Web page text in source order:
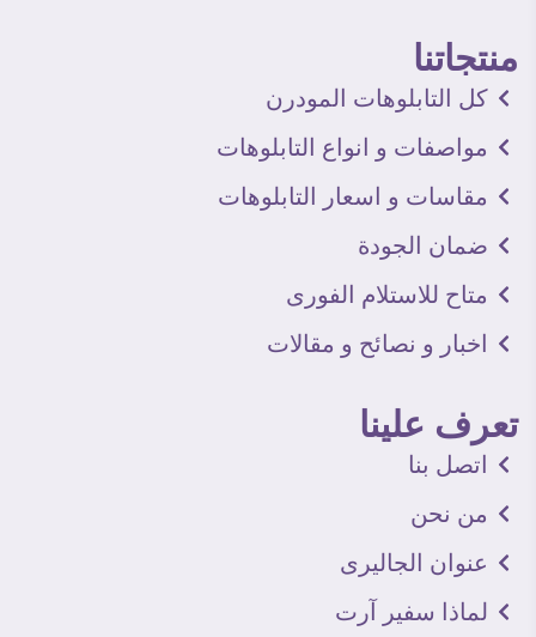
منتجاتنا
كل التابلوهات المودرن
مواصفات و انواع التابلوهات
مقاسات و اسعار التابلوهات
ضمان الجودة
متاح للاستلام الفورى
اخبار و نصائح و مقالات
تعرف علينا
اتصل بنا
من نحن
عنوان الجاليرى
لماذا سفير آرت